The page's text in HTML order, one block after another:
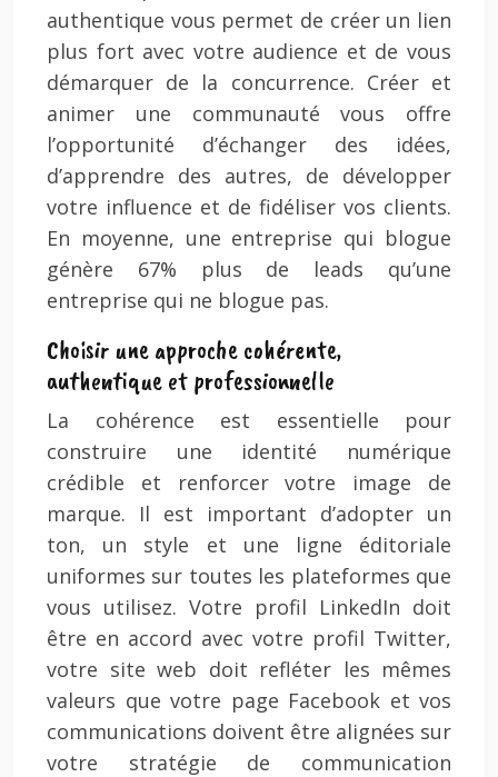
authentique vous permet de créer un lien
plus fort avec votre audience et de vous
démarquer de la concurrence. Créer et
animer une communauté vous offre
l’opportunité d’échanger des idées,
d’apprendre des autres, de développer
votre influence et de fidéliser vos clients.
En moyenne, une entreprise qui blogue
génère 67% plus de leads qu’une
entreprise qui ne blogue pas.
Choisir une approche cohérente,
authentique et professionnelle
La cohérence est essentielle pour
construire une identité numérique
crédible et renforcer votre image de
marque. Il est important d’adopter un
ton, un style et une ligne éditoriale
uniformes sur toutes les plateformes que
vous utilisez. Votre profil LinkedIn doit
être en accord avec votre profil Twitter,
votre site web doit refléter les mêmes
valeurs que votre page Facebook et vos
communications doivent être alignées sur
votre stratégie de communication